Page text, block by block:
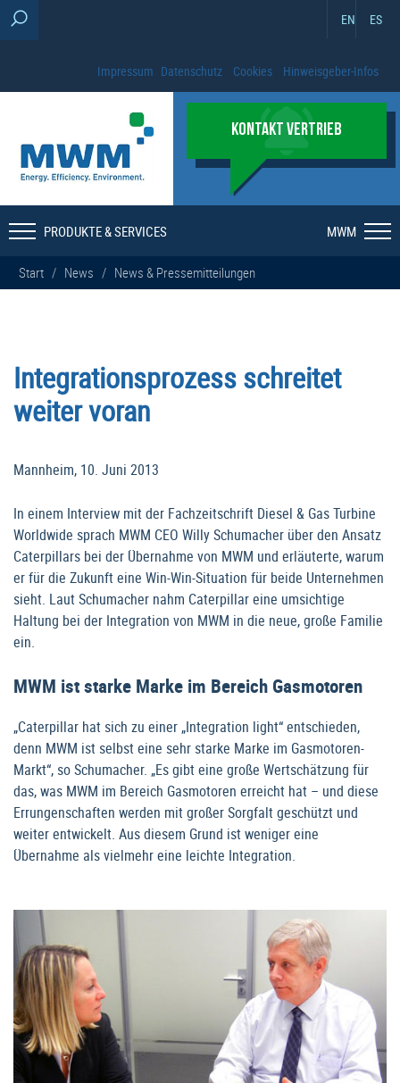
EN ES
Impressum Datenschutz Cookies Hinweisgeber-Infos
KONTAKT VERTRIEB
PRODUKTE & SERVICES MWM
Start / News / News & Pressemitteilungen
Integrationsprozess schreitet
weiter voran
Mannheim, 10. Juni 2013
In einem Interview mit der Fachzeitschrift Diesel & Gas Turbine
Worldwide sprach MWM CEO Willy Schumacher über den Ansatz
Caterpillars bei der Übernahme von MWM und erläuterte, warum
er für die Zukunft eine Win-Win-Situation für beide Unternehmen
sieht. Laut Schumacher nahm Caterpillar eine umsichtige
Haltung bei der Integration von MWM in die neue, große Familie
ein.
MWM ist starke Marke im Bereich Gasmotoren
„Caterpillar hat sich zu einer „Integration light“ entschieden,
denn MWM ist selbst eine sehr starke Marke im Gasmotoren-
Markt“, so Schumacher. „Es gibt eine große Wertschätzung für
das, was MWM im Bereich Gasmotoren erreicht hat – und diese
Errungenschaften werden mit großer Sorgfalt geschützt und
weiter entwickelt. Aus diesem Grund ist weniger eine
Übernahme als vielmehr eine leichte Integration.